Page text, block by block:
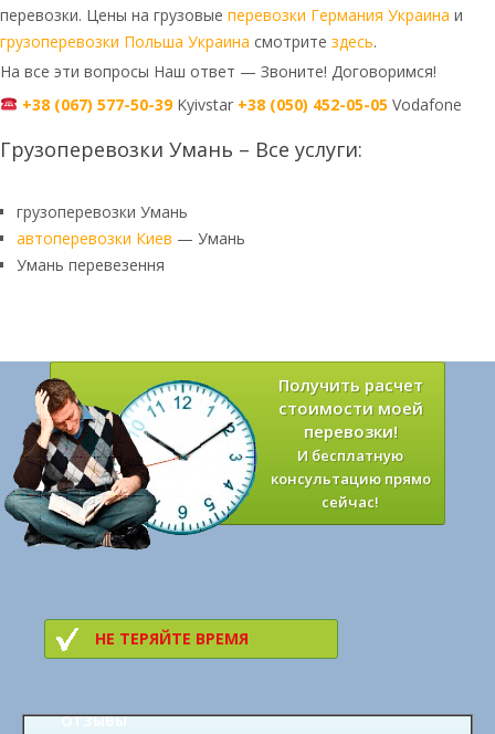
перевозки. Цены на грузовые перевозки Германия Украина и
грузоперевозки Польша Украина смотрите здесь.
На все эти вопросы Наш ответ — Звоните! Договоримся!
+38 (067) 577-50-39Kyivstar +38 (050) 452-05-05Vodafone
Грузоперевозки Умань – Все услуги:
грузоперевозки Умань
автоперевозки Киев — Умань
Умань перевезення
НЕ ТЕРЯЙТЕ ВРЕМЯ
Получить расчет
стоимости моей
перевозки!
И бесплатную
консультацию прямо
сейчас!
ОТЗЫВЫ